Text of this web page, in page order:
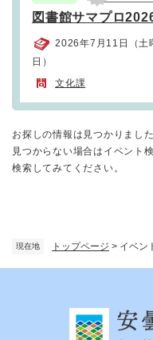
現在地 トップページ > イベン
図書館サマプロ
2026年7月11日（土
日）
文化課
お探しの情報は見つかりまし
見つからない場合はイベント
検索してみてください。